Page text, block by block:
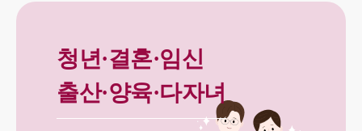
청년·결혼·임신
출산·양육·다자녀